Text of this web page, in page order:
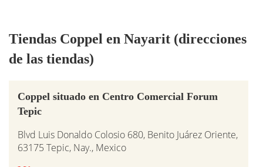
Tiendas Coppel en Nayarit (direcciones
de las tiendas)
Coppel situado en Centro Comercial Forum
Tepic
Blvd Luis Donaldo Colosio 680, Benito Juárez Oriente,
63175 Tepic, Nay., Mexico